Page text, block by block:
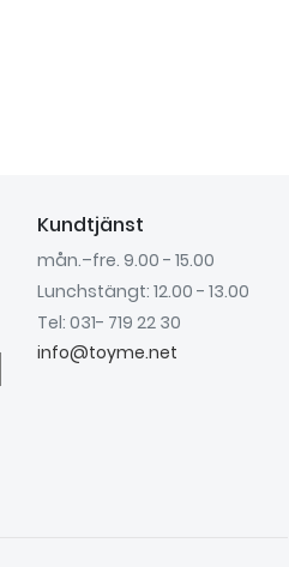
Kundtjänst
mån.–fre. 9.00 - 15.00
Lunchstängt: 12.00 - 13.00
Tel: 031- 719 22 30
info@toyme.net